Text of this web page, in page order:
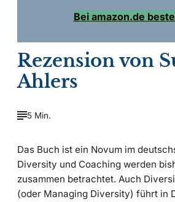
Bei amazon.de
Rezension von
Ahlers
5 Min.
Das Buch ist ein Novum im
Diversity und Coaching werden
zusammen betrachtet. Auch
(oder Managing Diversity) führt in